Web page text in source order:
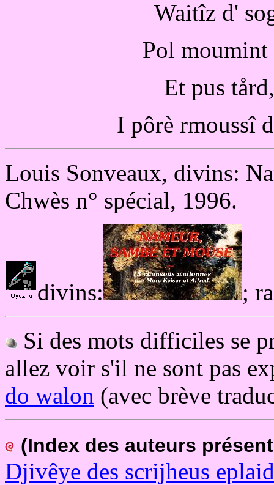
Waitîz d'
Pol
Et pus
I pôrè rmoussî
Louis Sonveaux, divins:
Chwès n° spécial, 1996.
divins:
;
Si des mots difficiles se
allez voir s'il ne sont pas
do walon (avec brève
(Index des auteurs
Djivêye des scrijheus